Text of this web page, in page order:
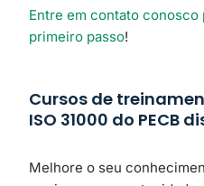
Entre em contato conosco
primeiro passo!
Cursos de
ISO 31000 do PECB
Melhore o seu